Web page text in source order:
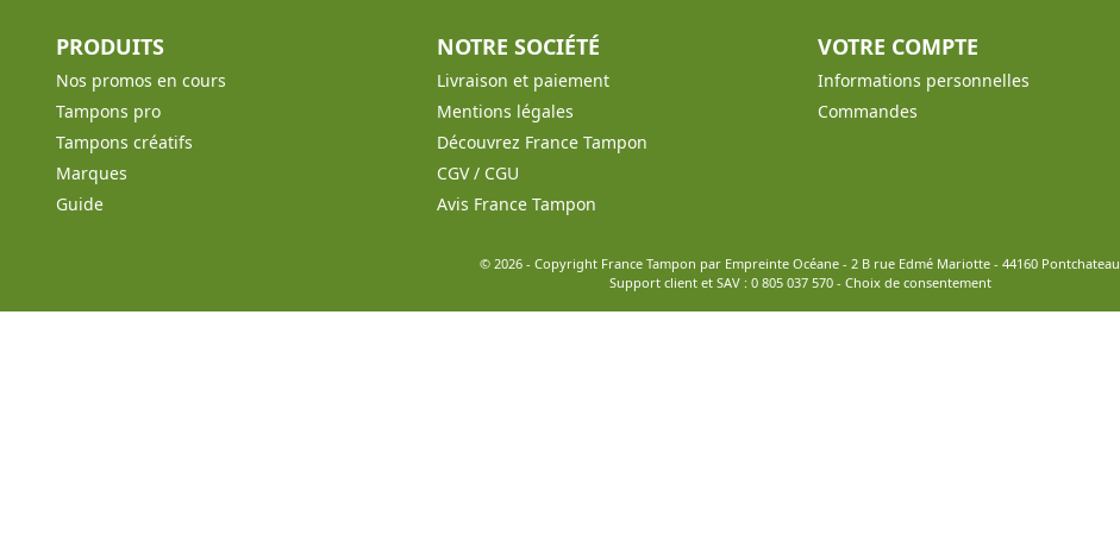
PRODUITS
Nos promos en cours
Tampons pro
Tampons créatifs
Marques
Guide
NOTRE SOCIÉTÉ
Livraison et paiement
Mentions légales
Découvrez France Tampon
CGV / CGU
Avis France Tampon
VOTRE COMPTE
Informations personnelles
Commandes
© 2026 - Copyright France Tampon par Empreinte Océane - 2 B rue Edmé Mariotte - 44160 Pontchateau
Support client et SAV : 0 805 037 570- Choix de consentement